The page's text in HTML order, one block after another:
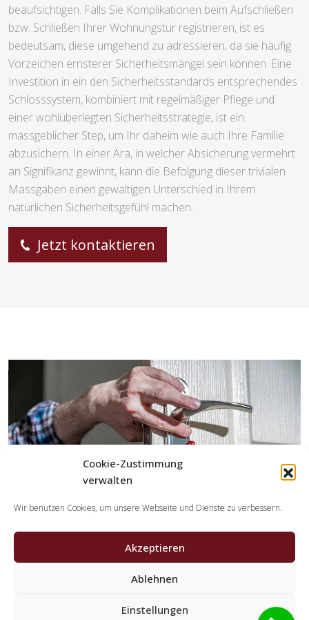
Cookie-Zustimmung
verwalten
Wir benutzen Cookies, um unsere Webseite und Dienste zu verbessern.
Akzeptieren
Ablehnen
Einstellungen
beaufsichtigen. Falls Sie Komplikationen beim Aufschließen
bzw. Schließen Ihrer Wohnungstür registrieren, ist es
bedeutsam, diese umgehend zu adressieren, da sie häufig
Vorzeichen ernsterer Sicherheitsmängel sein können. Eine
Investition in ein den Sicherheitsstandards entsprechendes
Schlosssystem, kombiniert mit regelmäßiger Pflege und
einer wohlüberlegten Sicherheitsstrategie, ist ein
massgeblicher Step, um Ihr daheim wie auch Ihre Familie
abzusichern. In einer Ära, in welcher Absicherung vermehrt
an Signifikanz gewinnt, kann die Befolgung dieser trivialen
Massgaben einen gewaltigen Unterschied in Ihrem
natürlichen Sicherheitsgefühl machen.
Jetzt kontaktieren
Welche Leistungen übernehmen die Partner der